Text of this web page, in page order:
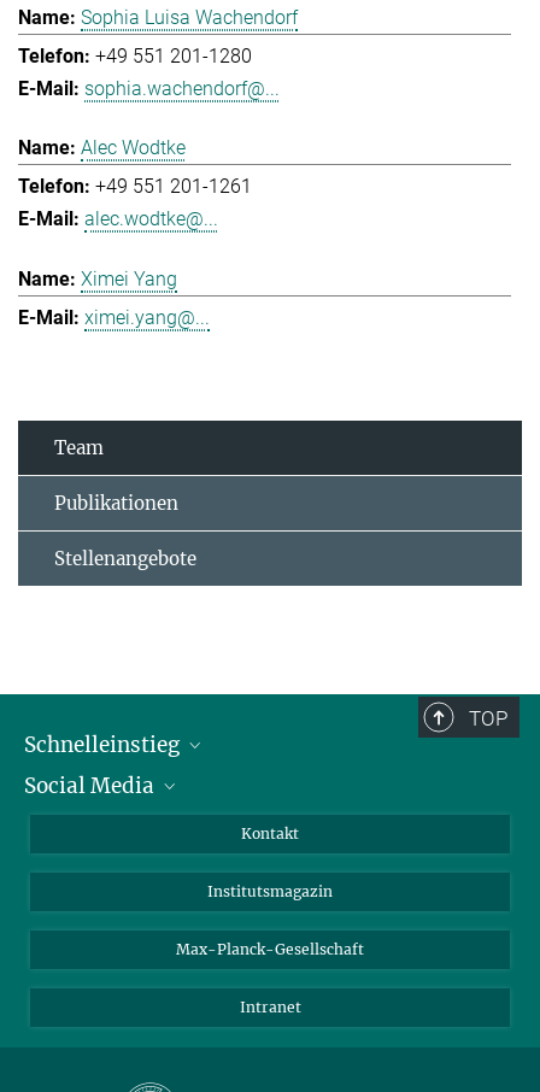
Sophia Luisa Wachendorf
+49 551 201-1280
sophia.wachendorf@...
Alec Wodtke
+49 551 201-1261
alec.wodtke@...
Ximei Yang
ximei.yang@...
Team
Publikationen
Stellenangebote
TOP
Schnelleinstieg
Alumni
Schulen
Studierende
Social Media
Facebook
YouTube
Kontakt
Institutsmagazin
Max-Planck-Gesellschaft
Intranet